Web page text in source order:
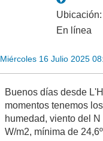
En línea
Miércoles 16 Julio 2025
Buenos días desde
momentos tenemos
humedad, viento del
W/m2, mínima de